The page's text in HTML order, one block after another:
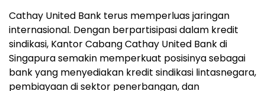
Cathay United Bank terus memperluas jaringan
internasional. Dengan berpartisipasi dalam kredit
sindikasi, Kantor Cabang Cathay United Bank di
Singapura semakin memperkuat posisinya sebagai
bank yang menyediakan kredit sindikasi lintasnegara,
pembiayaan di sektor penerbangan, dan